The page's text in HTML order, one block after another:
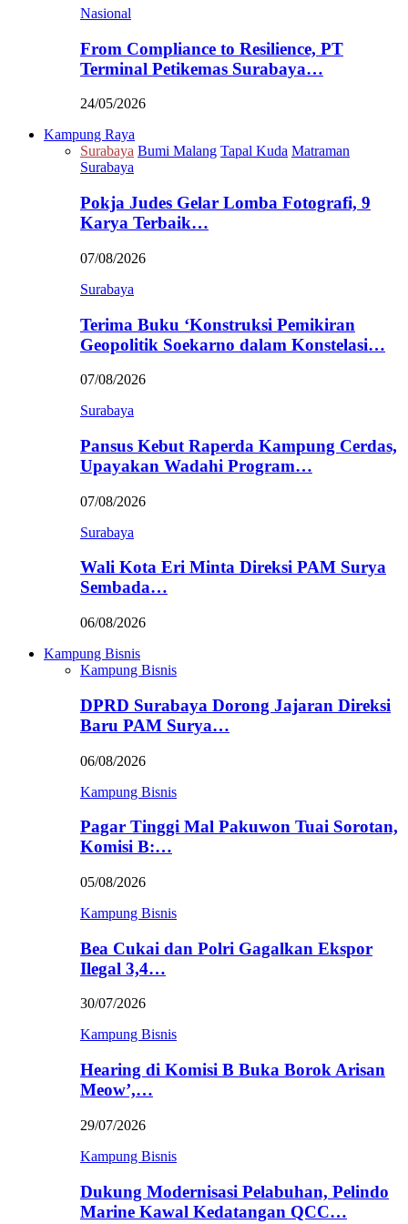
Nasional
From Compliance to Resilience, PT
Terminal Petikemas Surabaya…
24/05/2026
Kampung Raya
Surabaya Bumi Malang Tapal Kuda Matraman
Surabaya
Pokja Judes Gelar Lomba Fotografi, 9
Karya Terbaik…
07/08/2026
Surabaya
Terima Buku ‘Konstruksi Pemikiran
Geopolitik Soekarno dalam Konstelasi…
07/08/2026
Surabaya
Pansus Kebut Raperda Kampung Cerdas,
Upayakan Wadahi Program…
07/08/2026
Surabaya
Wali Kota Eri Minta Direksi PAM Surya
Sembada…
06/08/2026
Kampung Bisnis
Kampung Bisnis
DPRD Surabaya Dorong Jajaran Direksi
Baru PAM Surya…
06/08/2026
Kampung Bisnis
Pagar Tinggi Mal Pakuwon Tuai Sorotan,
Komisi B:…
05/08/2026
Kampung Bisnis
Bea Cukai dan Polri Gagalkan Ekspor
Ilegal 3,4…
30/07/2026
Kampung Bisnis
Hearing di Komisi B Buka Borok Arisan
Meow’,…
29/07/2026
Kampung Bisnis
Dukung Modernisasi Pelabuhan, Pelindo
Marine Kawal Kedatangan QCC…